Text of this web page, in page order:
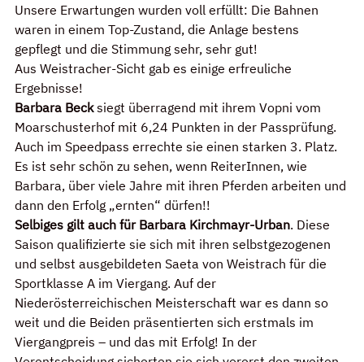
Unsere Erwartungen wurden voll erfüllt: Die Bahnen
waren in einem Top-Zustand, die Anlage bestens
gepflegt und die Stimmung sehr, sehr gut!
Aus Weistracher-Sicht gab es einige erfreuliche
Ergebnisse!
Barbara Beck siegt überragend mit ihrem Vopni vom
Moarschusterhof mit 6,24 Punkten in der Passprüfung.
Auch im Speedpass errechte sie einen starken 3. Platz.
Es ist sehr schön zu sehen, wenn ReiterInnen, wie
Barbara, über viele Jahre mit ihren Pferden arbeiten und
dann den Erfolg „ernten“ dürfen!!
Selbiges gilt auch für Barbara Kirchmayr-Urban. Diese
Saison qualifizierte sie sich mit ihren selbstgezogenen
und selbst ausgebildeten Saeta von Weistrach für die
Sportklasse A im Viergang. Auf der
Niederösterreichischen Meisterschaft war es dann so
weit und die Beiden präsentierten sich erstmals im
Viergangpreis – und das mit Erfolg! In der